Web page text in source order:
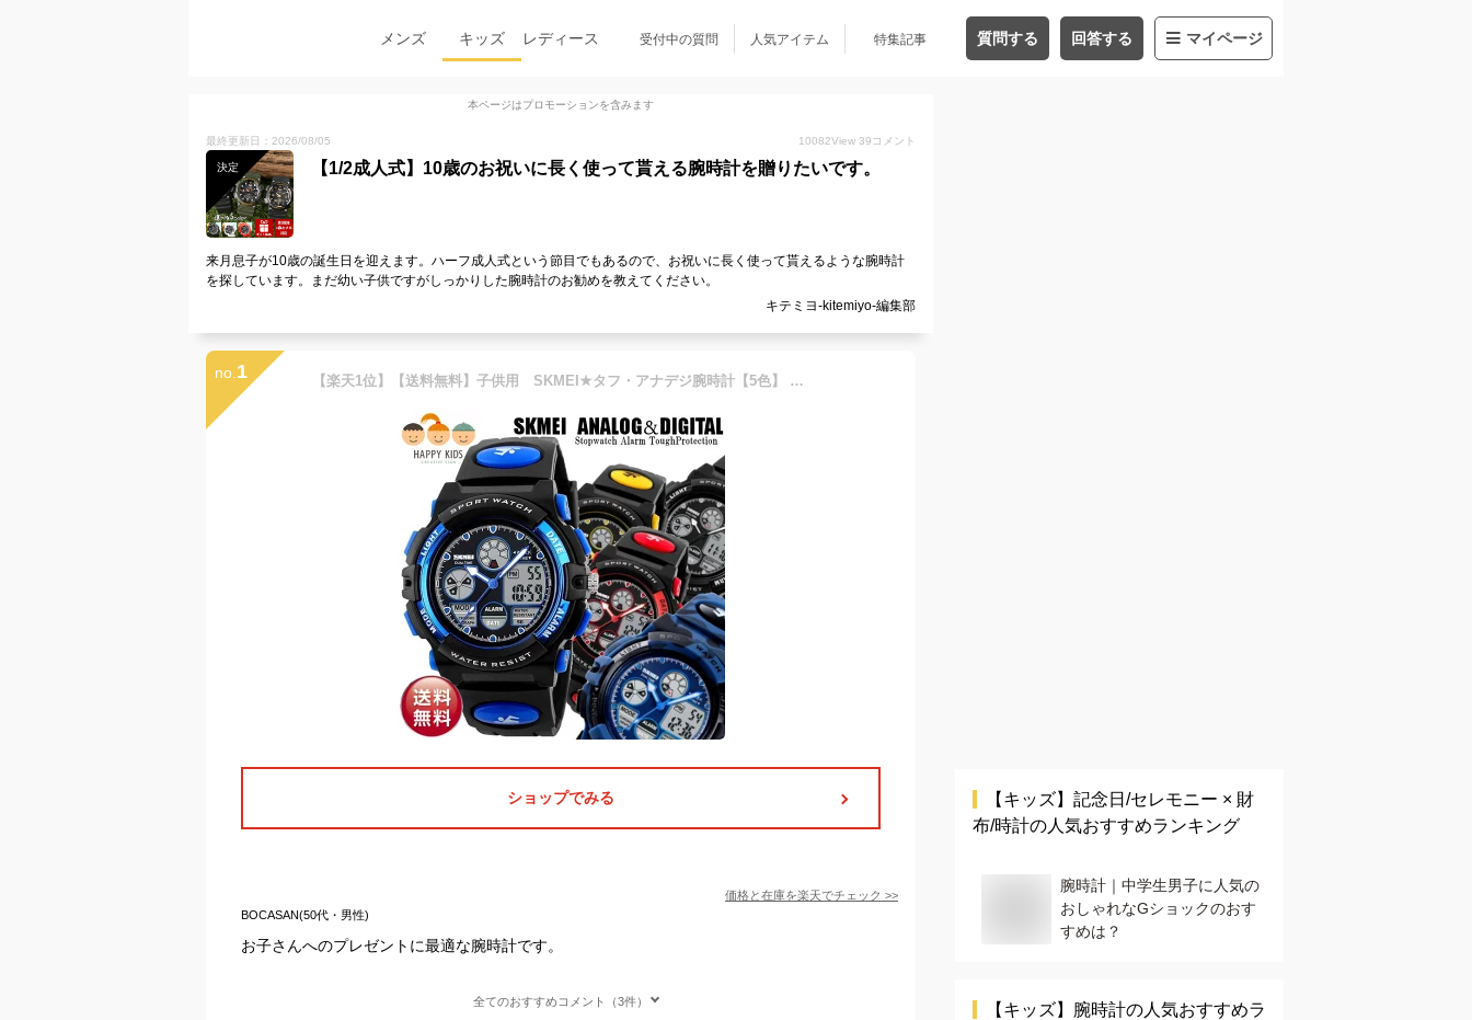
メンズ キッズ レディース 受付中の質問 人気アイテム 特集記事 質問する 回答する マイページ
本ページはプロモーションを含みます
最終更新日：2026/08/05 10082View 39 コメント
決定 【1/2成人式】10歳のお祝いに長く使って貰える腕時計を贈りたいです。
来月息子が10歳の誕生日を迎えます。ハーフ成人式という節目でもあるので、お祝いに長く使って貰えるような腕時計
を探しています。まだ幼い子供ですがしっかりした腕時計のお勧めを教えてください。
キテミヨ-kitemiyo-編集部
no. 1 【楽天1位】【送料無料】子供用 SKMEI★タフ・アナデジ腕時計【5色】 時刻設定済 アウトドア キャンプ 遠足 修学旅行 アナログ＆デジタル 日常防水 日本語説明書付き シリコンベルト/キッズウオッチ/小学生腕時計/子供腕時計/入学祝/誕生日/クリスマスプレゼント/子デジ
ショップでみる
価格と在庫を楽天でチェック >>
BOCASAN(50代・男性)
お子さんへのプレゼントに最適な腕時計です。
全てのおすすめコメント（3件）
【キッズ】 記念日/セレモニー × 財
布/時計の人気おすすめランキング
腕時計｜中学生男子に人気の
おしゃれなGショックのおす
すめは？
【キッズ】 腕時計の人気おすすめラ